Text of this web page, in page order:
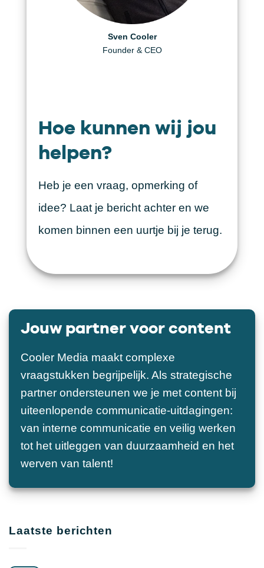
Sven Cooler
Founder & CEO
Helen Berger
Creative Producer
Daniël Visscher
Art Director
Hoe kunnen wij jou
helpen?
Heb je een vraag, opmerking of
idee? Laat je bericht achter en we
komen binnen een uurtje bij je terug.
Jouw partner voor content
Cooler Media maakt complexe
vraagstukken begrijpelijk. Als strategische
partner ondersteunen we je met content bij
uiteenlopende communicatie-uitdagingen:
van interne communicatie en veilig werken
tot het uitleggen van duurzaamheid en het
werven van talent!
Laatste berichten